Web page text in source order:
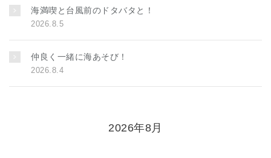
海満喫と台風前のドタバタと！
2026.8.5
仲良く一緒に海あそび！
2026.8.4
2026年8月